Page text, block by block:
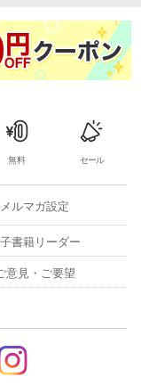
筋とは? その機能
無料 セール
メルマガ設定
書籍リーダー
意見・ご要望